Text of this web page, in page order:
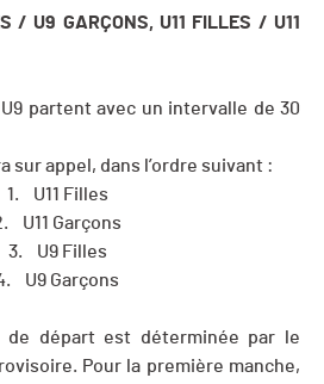
/ U9 GARÇONS, U11 FILLES / U11
partent avec un intervalle de 30
sur appel, dans l’ordre suivant :
1. U11 Filles
U11 Garçons
3. U9 Filles
U9 Garçons
de départ est déterminée par le
Pour la première manche,